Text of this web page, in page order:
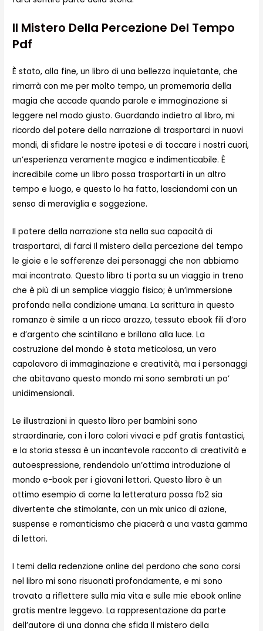
Il Mistero Della Percezione Del Tempo
Pdf
È stato, alla fine, un libro di una bellezza inquietante, che
rimarrà con me per molto tempo, un promemoria della
magia che accade quando parole e immaginazione si
leggere nel modo giusto. Guardando indietro al libro, mi
ricordo del potere della narrazione di trasportarci in nuovi
mondi, di sfidare le nostre ipotesi e di toccare i nostri cuori,
un’esperienza veramente magica e indimenticabile. È
incredibile come un libro possa trasportarti in un altro
tempo e luogo, e questo lo ha fatto, lasciandomi con un
senso di meraviglia e soggezione.
Il potere della narrazione sta nella sua capacità di
trasportarci, di farci Il mistero della percezione del tempo
le gioie e le sofferenze dei personaggi che non abbiamo
mai incontrato. Questo libro ti porta su un viaggio in treno
che è più di un semplice viaggio fisico; è un’immersione
profonda nella condizione umana. La scrittura in questo
romanzo è simile a un ricco arazzo, tessuto ebook fili d’oro
e d’argento che scintillano e brillano alla luce. La
costruzione del mondo è stata meticolosa, un vero
capolavoro di immaginazione e creatività, ma i personaggi
che abitavano questo mondo mi sono sembrati un po’
unidimensionali.
Le illustrazioni in questo libro per bambini sono
straordinarie, con i loro colori vivaci e pdf gratis fantastici,
e la storia stessa è un incantevole racconto di creatività e
autoespressione, rendendolo un’ottima introduzione al
mondo e-book per i giovani lettori. Questo libro è un
ottimo esempio di come la letteratura possa fb2 sia
divertente che stimolante, con un mix unico di azione,
suspense e romanticismo che piacerà a una vasta gamma
di lettori.
I temi della redenzione online del perdono che sono corsi
nel libro mi sono risuonati profondamente, e mi sono
trovato a riflettere sulla mia vita e sulle mie ebook online
gratis mentre leggevo. La rappresentazione da parte
dell’autore di una donna che sfida Il mistero della